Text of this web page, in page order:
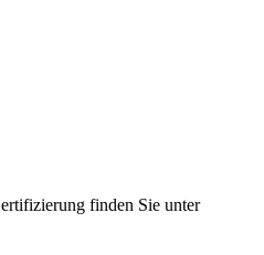
finden Sie unter